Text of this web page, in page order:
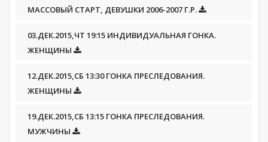
МАССОВЫЙ СТАРТ, ДЕВУШКИ 2006-2007 Г.Р.
03.ДЕК.2015,ЧТ 19:15 ИНДИВИДУАЛЬНАЯ ГОНКА.
ЖЕНЩИНЫ
12.ДЕК.2015,СБ 13:30 ГОНКА ПРЕСЛЕДОВАНИЯ.
ЖЕНЩИНЫ
19.ДЕК.2015,СБ 13:15 ГОНКА ПРЕСЛЕДОВАНИЯ.
МУЖЧИНЫ